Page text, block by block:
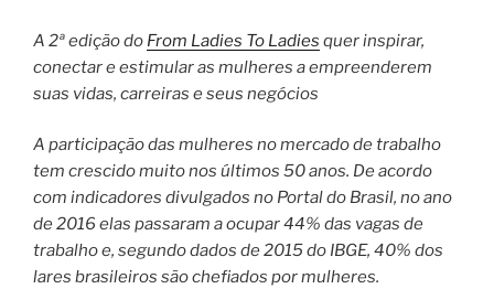
A 2ª edição do From Ladies To Ladies quer inspirar,
conectar e estimular as mulheres a empreenderem
suas vidas, carreiras e seus negócios
A participação das mulheres no mercado de trabalho
tem crescido muito nos últimos 50 anos. De acordo
com indicadores divulgados no Portal do Brasil, no ano
de 2016 elas passaram a ocupar 44% das vagas de
trabalho e, segundo dados de 2015 do IBGE, 40% dos
lares brasileiros são chefiados por mulheres.